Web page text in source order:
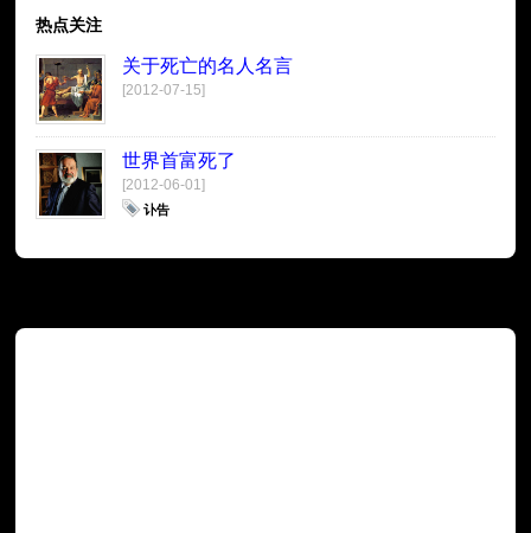
热点关注
关于死亡的名人名言
[2012-07-15]
世界首富死了
[2012-06-01]
讣告